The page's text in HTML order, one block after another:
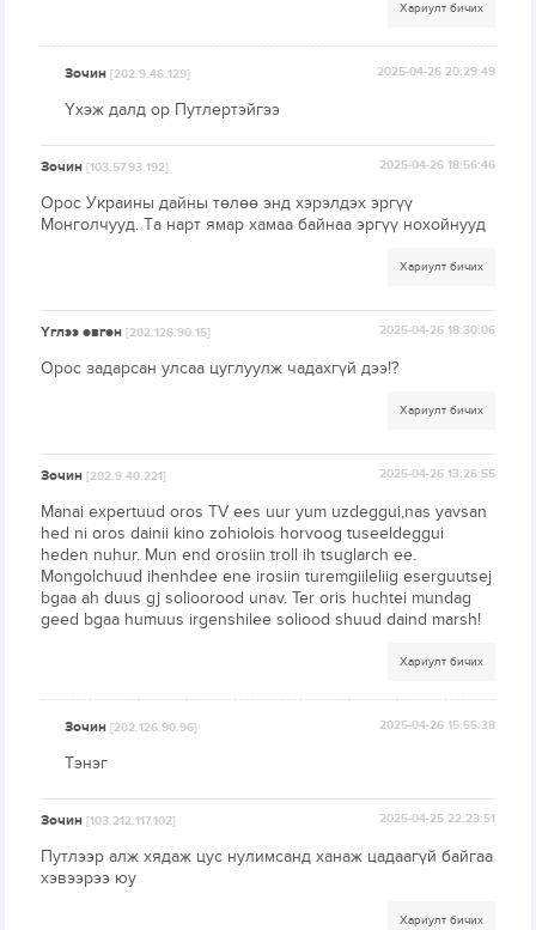
Хариулт бичих
Зочин[202.9.46.129] 2025-04-26 20:29:49
Үхэж далд ор Путлертэйгээ
Зочин[103.57.93.192] 2025-04-26 18:56:46
Орос Украины дайны төлөө энд хэрэлдэх эргүү
Монголчууд. Та нарт ямар хамаа байнаа эргүү нохойнууд
Хариулт бичих
Үглээ өвгөн[202.126.90.15] 2025-04-26 18:30:06
Орос задарсан улсаа цуглуулж чадахгүй дээ!?
Хариулт бичих
Зочин[202.9.40.221] 2025-04-26 13:26:55
Manai expertuud oros TV ees uur yum uzdeggui,nas yavsan
hed ni oros dainii kino zohiolois horvoog tuseeldeggui
heden nuhur. Mun end orosiin troll ih tsuglarch ee.
Mongolchuud ihenhdee ene irosiin turemgiileliig eserguutsej
bgaa ah duus gj solioorood unav. Ter oris huchtei mundag
geed bgaa humuus irgenshilee soliood shuud daind marsh!
Хариулт бичих
Зочин[202.126.90.96] 2025-04-26 15:55:38
Тэнэг
Зочин[103.212.117.102] 2025-04-25 22:23:51
Путлээр алж хядаж цус нулимсанд ханаж цадаагүй байгаа
хэвээрээ юу
Хариулт бичих